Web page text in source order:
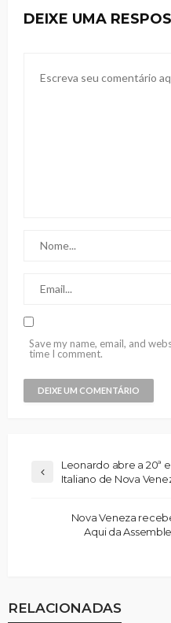
DEIXE UMA
Save my name, email, and
time I comment.
Leonardo abre a 20ª
Italiano de Nova
Nova Veneza
Aqui da
RELACIONADAS